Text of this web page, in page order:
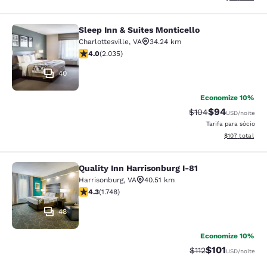
Sleep Inn & Suites Monticello
40
Sleep Inn & Suites Monticello
Charlottesville, VA
34.24 km
classificação 4.03 estrelas. Muito bom. 2035
4.0(2.035)
Economize 10%
Tarifa anterior
$104Tarifa com
$94USD/noite
Tarifa para sócio
Exibir
$107 total
Quality Inn Harrisonburg I-81
48
Quality Inn Harrisonburg I-81
Harrisonburg, VA
40.51 km
classificação 4.27 estrelas. Excelente. 1748 avaliações
4.3(1.748)
Economize 10%
Tarifa anterior
$112Tarifa com
$101USD/noite